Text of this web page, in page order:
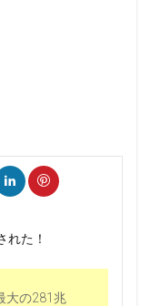
れた！
大の281兆